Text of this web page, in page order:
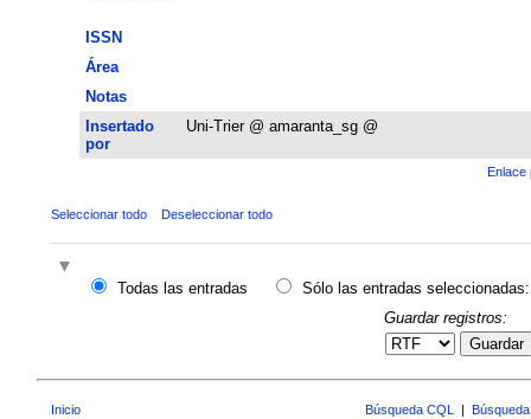
ISSN
Área
Notas
Insertado
por
Uni-Trier @ amaranta_sg @
Enlace
Seleccionar todo Deseleccionar todo
Todas las entradas
Sólo las entradas seleccionadas:
Guardar registros:
Guardar
Inicio Búsqueda CQL